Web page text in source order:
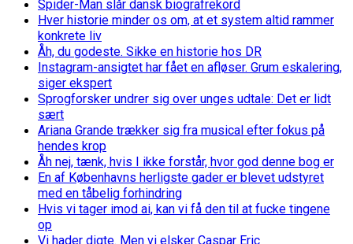
Spider-Man slår dansk biografrekord
Hver historie minder os om, at et system altid rammer
konkrete liv
Åh, du godeste. Sikke en historie hos DR
Instagram-ansigtet har fået en afløser. Grum eskalering,
siger ekspert
Sprogforsker undrer sig over unges udtale: Det er lidt
sært
Ariana Grande trækker sig fra musical efter fokus på
hendes krop
Åh nej, tænk, hvis I ikke forstår, hvor god denne bog er
En af Københavns herligste gader er blevet udstyret
med en tåbelig forhindring
Hvis vi tager imod ai, kan vi få den til at fucke tingene
op
Vi hader digte. Men vi elsker Caspar Eric